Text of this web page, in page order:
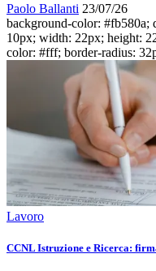
Paolo Ballanti 23/07/26
background-color: #fb580a;
10px; width: 22px; height:
color: #fff; border-radius:
Lavoro
CCNL Istruzione e Ricerca: